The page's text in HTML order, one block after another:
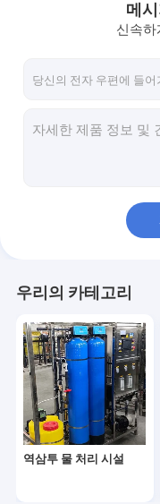
EDI 초순수 시스템
Ro 역오스모스막
해수 해소화 시스템
물 축열조
의료용 초순수
메
신속
우리의 카테고리
역삼투 물 처리 시설